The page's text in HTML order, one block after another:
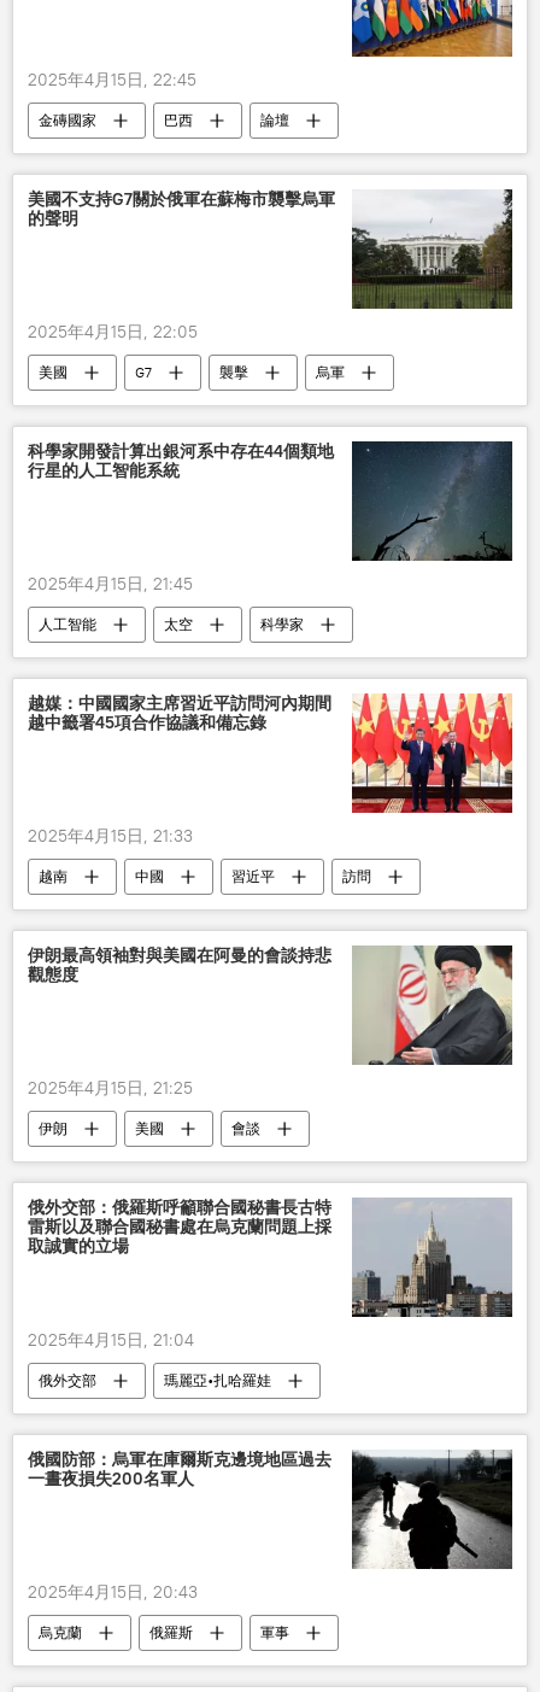
2025年4月15日, 22:45
金磚國家 巴西 論壇
美國不支持G7關於俄軍在蘇梅市襲擊烏軍
的聲明
2025年4月15日, 22:05
美國 G7 襲擊
烏軍
聲明
科學家開發計算出銀河系中存在44個類地
行星的人工智能系統
2025年4月15日, 21:45
人工智能 太空 科學家
越媒：中國國家主席習近平訪問河內期間
越中籤署45項合作協議和備忘錄
2025年4月15日, 21:33
越南 中國 習近平
訪問
協議
簽署
伊朗最高領袖對與美國在阿曼的會談持悲
觀態度
2025年4月15日, 21:25
伊朗 美國 會談
俄外交部：俄羅斯呼籲聯合國秘書長古特
雷斯以及聯合國秘書處在烏克蘭問題上採
取誠實的立場
2025年4月15日, 21:04
俄外交部
瑪麗亞•扎哈羅娃
聯合國秘書長
烏克蘭 立場
俄國防部：烏軍在庫爾斯克邊境地區過去
一晝夜損失200名軍人
2025年4月15日, 20:43
烏克蘭 俄羅斯 軍事